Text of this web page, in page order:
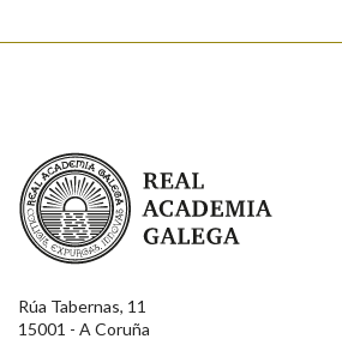
Real Academia Galega
Rúa Tabernas, 11
15001 - A Coruña